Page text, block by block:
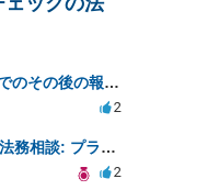
弁護士面談後のメールでのその後の報告は無料になるが、弁護士として興味ありますか？
2
AI活用Webサービスの法務相談: プライバシーや未成年対応など
2